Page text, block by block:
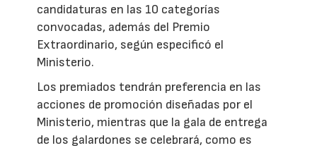
candidaturas en las 10 categorías
convocadas, además del Premio
Extraordinario, según especificó el
Ministerio.
Los premiados tendrán preferencia en las
acciones de promoción diseñadas por el
Ministerio, mientras que la gala de entrega
de los galardones se celebrará, como es